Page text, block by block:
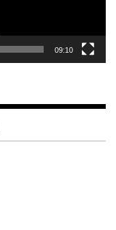
09:10